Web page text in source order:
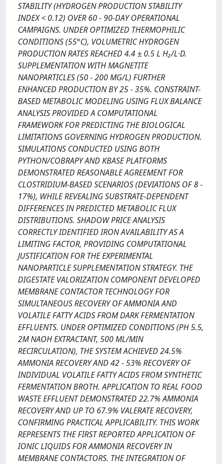
STABILITY (HYDROGEN PRODUCTION STABILITY
INDEX < 0.12) OVER 60 - 90-DAY OPERATIONAL
CAMPAIGNS. UNDER OPTIMIZED THERMOPHILIC
CONDITIONS (55°C), VOLUMETRIC HYDROGEN
PRODUCTION RATES REACHED 4.4 ± 0.5 L H₂/L·D.
SUPPLEMENTATION WITH MAGNETITE
NANOPARTICLES (50 - 200 MG/L) FURTHER
ENHANCED PRODUCTION BY 25 - 35%. CONSTRAINT-
BASED METABOLIC MODELING USING FLUX BALANCE
ANALYSIS PROVIDED A COMPUTATIONAL
FRAMEWORK FOR PREDICTING THE BIOLOGICAL
LIMITATIONS GOVERNING HYDROGEN PRODUCTION.
SIMULATIONS CONDUCTED USING BOTH
PYTHON/COBRAPY AND KBASE PLATFORMS
DEMONSTRATED REASONABLE AGREEMENT FOR
CLOSTRIDIUM-BASED SCENARIOS (DEVIATIONS OF 8 -
17%), WHILE REVEALING SUBSTRATE-DEPENDENT
DIFFERENCES IN PREDICTED METABOLIC FLUX
DISTRIBUTIONS. SHADOW PRICE ANALYSIS
CORRECTLY IDENTIFIED IRON AVAILABILITY AS A
LIMITING FACTOR, PROVIDING COMPUTATIONAL
JUSTIFICATION FOR THE EXPERIMENTAL
NANOPARTICLE SUPPLEMENTATION STRATEGY. THE
DIGESTATE VALORIZATION COMPONENT DEVELOPED
MEMBRANE CONTACTOR TECHNOLOGY FOR
SIMULTANEOUS RECOVERY OF AMMONIA AND
VOLATILE FATTY ACIDS FROM DARK FERMENTATION
EFFLUENTS. UNDER OPTIMIZED CONDITIONS (PH 5.5,
2M NAOH EXTRACTANT, 500 ML/MIN
RECIRCULATION), THE SYSTEM ACHIEVED 24.5%
AMMONIA RECOVERY AND 42 - 53% RECOVERY OF
INDIVIDUAL VOLATILE FATTY ACIDS FROM SYNTHETIC
FERMENTATION BROTH. APPLICATION TO REAL FOOD
WASTE EFFLUENT DEMONSTRATED 22.7% AMMONIA
RECOVERY AND UP TO 67.9% VALERATE RECOVERY,
CONFIRMING PRACTICAL APPLICABILITY. THIS WORK
REPRESENTS THE FIRST REPORTED APPLICATION OF
IONIC LIQUIDS FOR AMMONIA RECOVERY IN
MEMBRANE CONTACTORS. THE INTEGRATION OF